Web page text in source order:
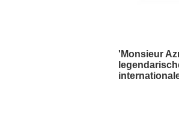
'Monsieur